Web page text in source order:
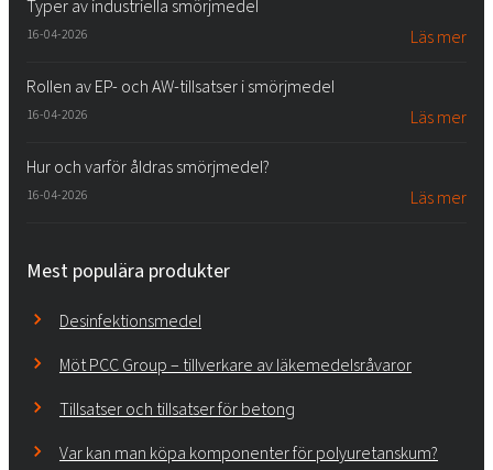
Typer av industriella smörjmedel
16-04-2026 Läs mer
Rollen av EP- och AW-tillsatser i smörjmedel
16-04-2026 Läs mer
Hur och varför åldras smörjmedel?
16-04-2026 Läs mer
Mest populära produkter
Desinfektionsmedel
Möt PCC Group – tillverkare av läkemedelsråvaror
Tillsatser och tillsatser för betong
Var kan man köpa komponenter för polyuretanskum?